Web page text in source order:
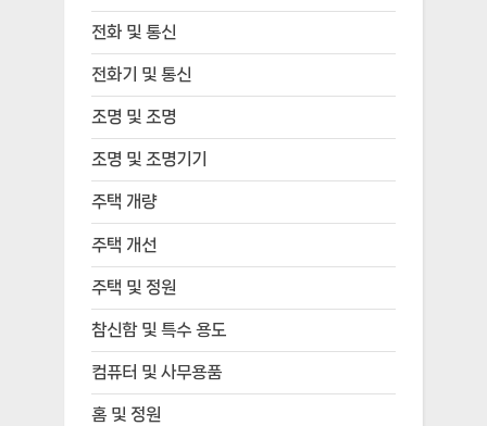
전화 및 통신
전화기 및 통신
조명 및 조명
조명 및 조명기기
주택 개량
주택 개선
주택 및 정원
참신함 및 특수 용도
컴퓨터 및 사무용품
홈 및 정원